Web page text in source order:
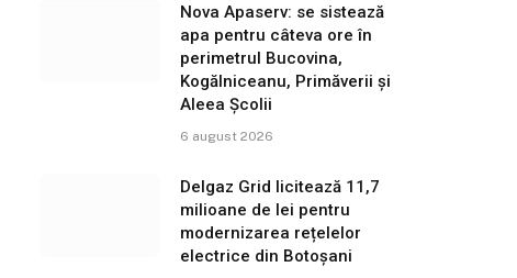
Nova Apaserv: se sistează
apa pentru câteva ore în
perimetrul Bucovina,
Kogălniceanu, Primăverii și
Aleea Școlii
6 august 2026
Delgaz Grid licitează 11,7
milioane de lei pentru
modernizarea rețelelor
electrice din Botoșani